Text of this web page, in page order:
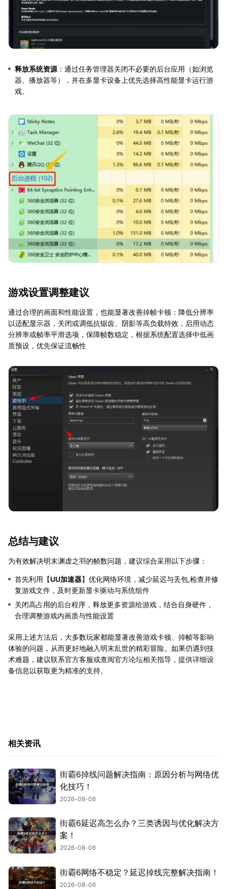
释放系统资源 ：通过任务管理器关闭不必要的后台应用（如浏览
器、播放器等），并在多显卡设备上优先选择高性能显卡运行游
戏。
游戏设置调整建议
通过合理的画面和性能设置，也能显著改善掉帧卡顿：降低分辨率
以适配显示器，关闭或调低抗锯齿、阴影等高负载特效，启用动态
分辨率或帧率平滑选项，保障帧数稳定，根据系统配置选择中低画
质预设，优先保证流畅性
总结与建议
为有效解决明末渊虚之羽的帧数问题，建议综合采用以下步骤：
首先利用【UU加速器】优化网络环境，减少延迟与丢包,检查并修
复游戏文件，及时更新显卡驱动与系统组件
关闭高占用的后台程序，释放更多资源给游戏，结合自身硬件，
合理调整游戏内画质与性能设置
采用上述方法后，大多数玩家都能显著改善游戏卡顿、掉帧等影响
体验的问题，从而更好地融入明末乱世的精彩冒险。如果仍遇到技
术难题，建议联系官方客服或查阅官方论坛相关指导，提供详细设
备信息以获取更为精准的支持。
相关资讯
街霸6掉线问题解决指南：原因分析与网络优
化技巧！
2026-08-06
街霸6延迟高怎么办？三类诱因与优化解决方
案！
2026-08-06
街霸6网络不稳定？延迟掉线完整解决指南！
2026-08-06